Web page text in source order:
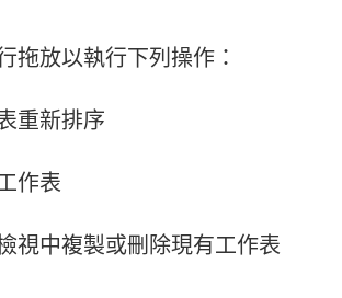
拖放以執行下列操作：
重新排序
作表
視中複製或刪除現有工作表